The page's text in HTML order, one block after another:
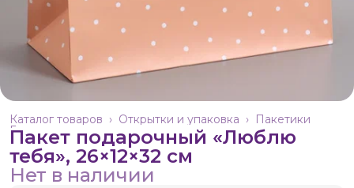
Пакетики
Открытки и упаковка ›
Каталог товаров ›
Главная ›
Пакет подарочный «Люблю
тебя», 26×12×32 см
Нет в наличии